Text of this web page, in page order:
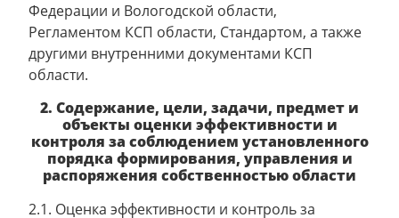
Федерации и Вологодской области,
Регламентом КСП области, Стандартом, а также
другими внутренними документами КСП
области.
2. Содержание, цели, задачи, предмет и
объекты оценки эффективности и
контроля за соблюдением установленного
порядка формирования, управления и
распоряжения собственностью области
2.1. Оценка эффективности и контроль за